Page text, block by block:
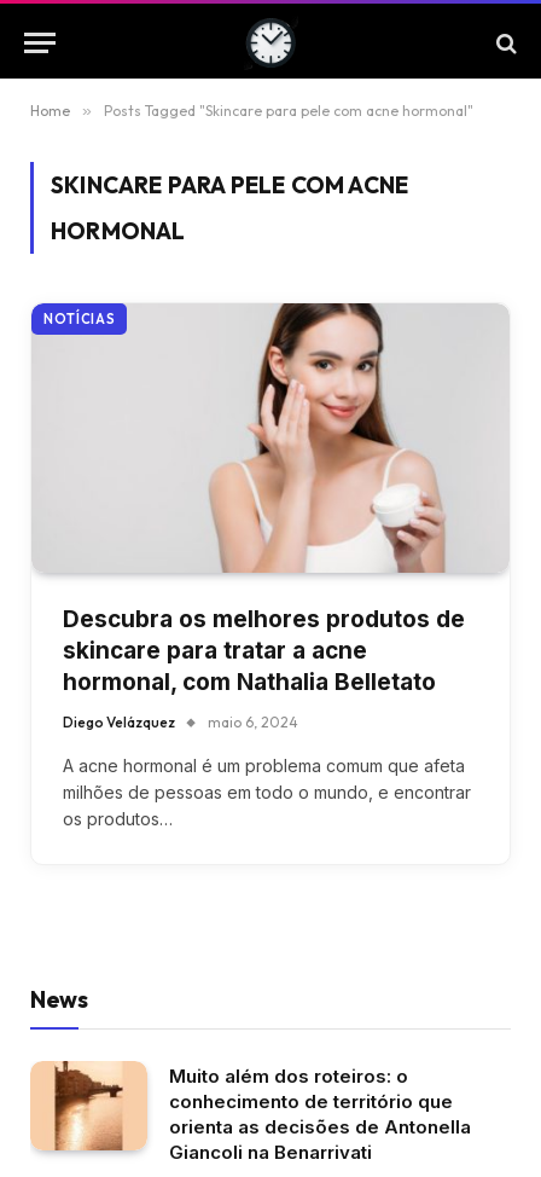
Home » Posts Tagged "Skincare para pele com acne hormonal"
SKINCARE PARA PELE COM ACNE
HORMONAL
NOTÍCIAS
Descubra os melhores produtos de
skincare para tratar a acne
hormonal, com Nathalia Belletato
Diego Velázquez maio 6, 2024
A acne hormonal é um problema comum que afeta
milhões de pessoas em todo o mundo, e encontrar
os produtos…
News
Muito além dos roteiros: o
conhecimento de território que
orienta as decisões de Antonella
Giancoli na Benarrivati